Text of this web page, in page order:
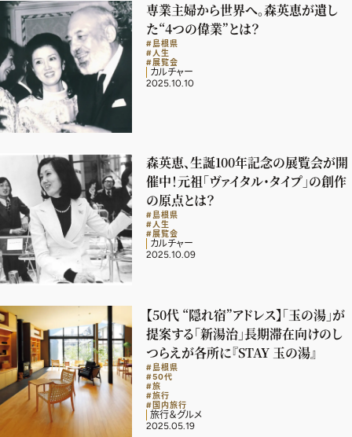
エクラプレミアム通販
2026年9月号
最新号試し読み
定期購読
デジタル版
専業主婦から世界へ。森英恵が遺し
た“4つの偉業”とは？
#島根県
#人生
#展覧会
カルチャー
2025.10.10
森英恵、生誕100年記念の展覧会が開
催中！元祖「ヴァイタル・タイプ」の創作
の原点とは？
#島根県
#人生
#展覧会
カルチャー
2025.10.09
【50代 “隠れ宿”アドレス】「玉の湯」が
提案する「新湯治」長期滞在向けのし
つらえが各所に『STAY 玉の湯』
#島根県
#50代
#旅
#旅行
#国内旅行
旅行＆グルメ
2025.05.19